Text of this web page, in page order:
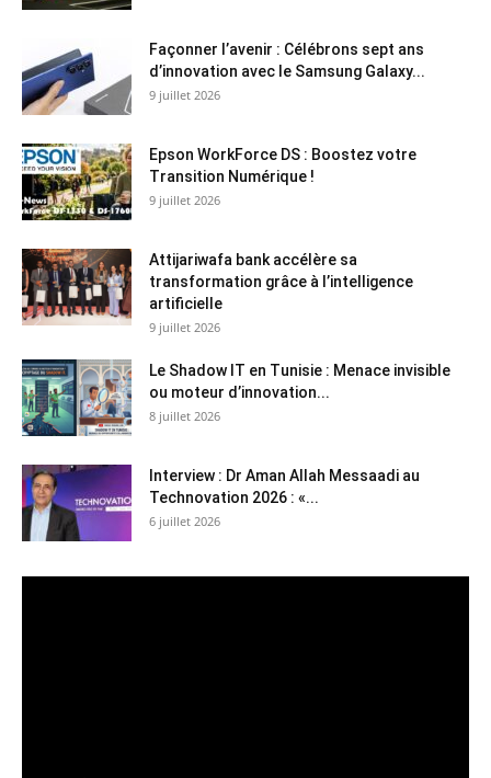
Façonner l’avenir : Célébrons sept ans
d’innovation avec le Samsung Galaxy...
9 juillet 2026
Epson WorkForce DS : Boostez votre
Transition Numérique !
9 juillet 2026
Attijariwafa bank accélère sa
transformation grâce à l’intelligence
artificielle
9 juillet 2026
Le Shadow IT en Tunisie : Menace invisible
ou moteur d’innovation...
8 juillet 2026
Interview : Dr Aman Allah Messaadi au
Technovation 2026 : «...
6 juillet 2026